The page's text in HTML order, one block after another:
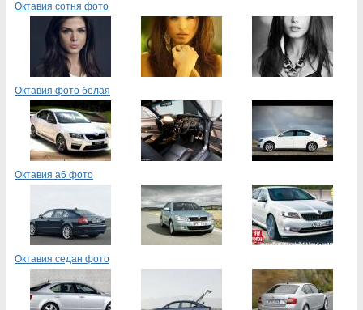
Октавия сотня фото
Октавия фото белая
Октавия а6 фото
Октавия седан фото